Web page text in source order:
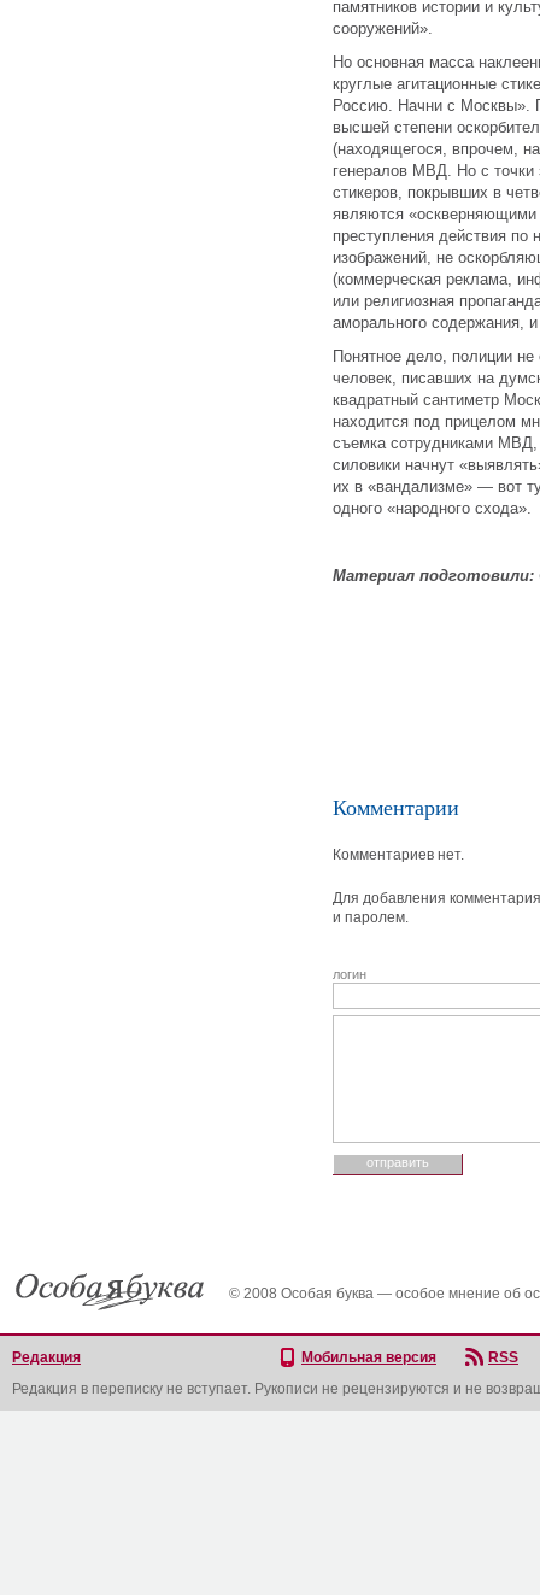
памятников истории и
сооружений».
Но основная масса
круглые агитационные
Россию. Начни с Москвы».
высшей степени
(находящегося, впрочем,
генералов МВД. Но с точки
стикеров, покрывших в
являются
преступления действия по
изображений, не
(коммерческая реклама,
или религиозная
аморального содержания,
Понятное дело, полиции не
человек, писавших на
квадратный сантиметр
находится под прицелом
съемка сотрудниками МВД,
силовики начнут
их в «вандализме» — вот
одного «народного схода».
Материал подготовили:
Комментарии
Комментариев нет.
Для добавления
и паролем.
логин
© 2008 Особая буква — особое мнение об
Редакция Мобильная версия
RSS
Редакция в переписку не вступает. Рукописи не рецензируются и не